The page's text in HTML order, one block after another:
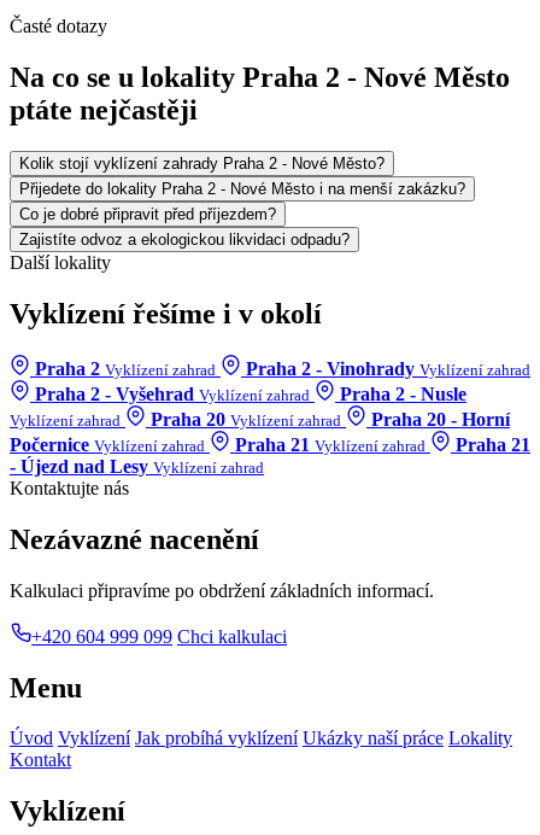
Časté dotazy
Na co se u lokality Praha 2 - Nové Město
ptáte nejčastěji
Kolik stojí vyklízení zahrady Praha 2 - Nové Město?
Přijedete do lokality Praha 2 - Nové Město i na menší zakázku?
Co je dobré připravit před příjezdem?
Zajistíte odvoz a ekologickou likvidaci odpadu?
Další lokality
Vyklízení řešíme i v okolí
Praha 2 Vyklízení zahrad Praha 2 - Vinohrady Vyklízení zahrad
Praha 2 - Vyšehrad Vyklízení zahrad Praha 2 - Nusle
Vyklízení zahrad Praha 20 Vyklízení zahrad
Praha 20 - Horní
Počernice Vyklízení zahrad Praha 21 Vyklízení zahrad
Praha 21
- Újezd nad Lesy Vyklízení zahrad
Kontaktujte nás
Nezávazné nacenění
Kalkulaci připravíme po obdržení základních informací.
+420 604 999 099 Chci kalkulaci
Menu
Úvod Vyklízení Jak probíhá vyklízení Ukázky naší práce Lokality
Kontakt
Vyklízení